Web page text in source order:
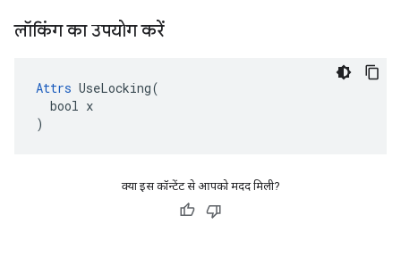
लॉकिंग का उपयोग करें
Attrs UseLocking(
  bool x
)
क्या इस कॉन्टेंट से आपको मदद मिली?